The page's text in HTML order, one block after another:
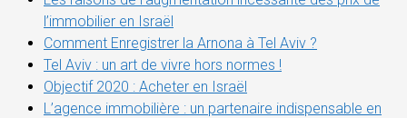
l’immobilier en Israël
Comment Enregistrer la Arnona à Tel Aviv ?
Tel Aviv : un art de vivre hors normes !
Objectif 2020 : Acheter en Israël
L’agence immobilière : un partenaire indispensable en